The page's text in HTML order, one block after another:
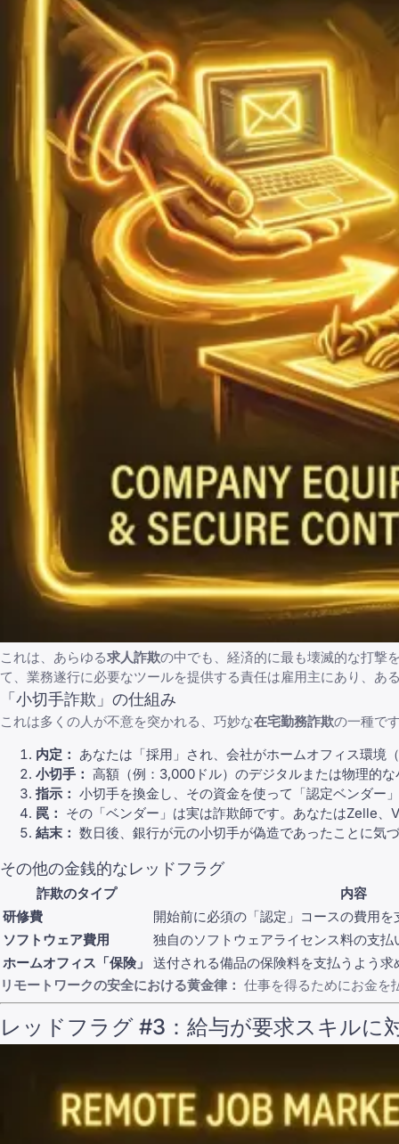
これは、あらゆる求人詐欺の中でも、経済的に最も壊滅的な打撃
て、業務遂行に必要なツールを提供する責任は雇用主にあり、あ
「小切手詐欺」の仕組み
これは多くの人が不意を突かれる、巧妙な在宅勤務詐欺の一種で
内定： あなたは「採用」され、会社がホームオフィス環境
小切手： 高額（例：3,000ドル）のデジタルまたは物理的
指示： 小切手を換金し、その資金を使って「認定ベンダー
罠： その「ベンダー」は実は詐欺師です。あなたはZelle
結末： 数日後、銀行が元の小切手が偽造であったことに気
その他の金銭的なレッドフラグ
詐欺のタイプ
内容
研修費
開始前に必須の「認定」コースの費用
ソフトウェア費用
独自のソフトウェアライセンス料の支払
ホームオフィス「保険」
送付される備品の保険料を支払うよう求
リモートワークの安全における黄金律： 仕事を得るためにお金を
レッドフラグ #3：給与が要求スキルに